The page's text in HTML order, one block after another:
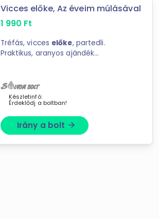
Vicces előke, Az éveim múlásával
1 990 Ft
Tréfás, vicces előke, partedli.
Praktikus, aranyos ajándék
polyester Mérete: 26 x 33 cm
Készletinfó:
Érdeklődj a boltban!
Irány a bolt arrow_forward